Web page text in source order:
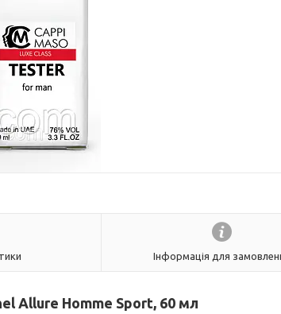
Інформація для
Allure Homme Sport, 60 мл